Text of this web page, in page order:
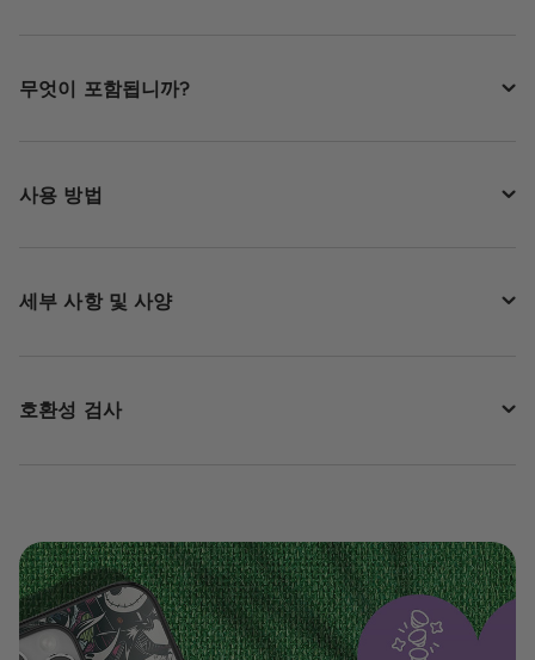
무엇이 포함됩니까?
사용 방법
세부 사항 및 사양
호환성 검사